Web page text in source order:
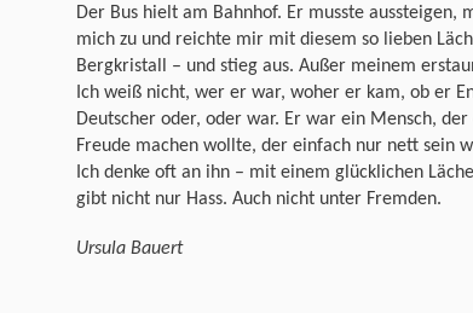
Der Bus hielt am Bahnhof. Er musste aussteigen,
mich zu und reichte mir mit diesem so lieben
Bergkristall – und stieg aus. Außer meinem
Ich weiß nicht, wer er war, woher er kam, ob er
Deutscher oder, oder war. Er war ein Mensch,
Freude machen wollte, der einfach nur nett sein
Ich denke oft an ihn – mit einem glücklichen
gibt nicht nur Hass. Auch nicht unter Fremden.
Ursula Bauert